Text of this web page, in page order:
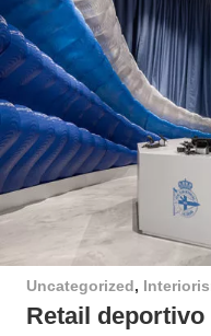
Uncategorized,
Retail